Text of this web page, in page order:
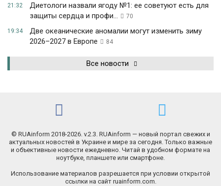
21:32
Диетологи назвали ягоду №1: ее советуют есть для
защиты сердца и профи...
70
19:34
Две океанические аномалии могут изменить зиму
2026–2027 в Европе
84
Все новости
© RUAinform 2018-2026. v.2.3. RUAinform — новый портал свежих и
актуальных новостей в Украине и мире за сегодня. Только важные
и объективные новости ежедневно. Читай в удобном формате на
ноутбуке, планшете или смартфоне.
Использование материалов разрешается при условии открытой
ссылки на сайт ruainform.com.